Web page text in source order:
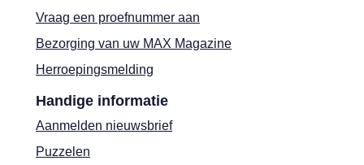
Vraag een proefnummer aan
Bezorging van uw MAX Magazine
Herroepingsmelding
Handige informatie
Aanmelden nieuwsbrief
Puzzelen